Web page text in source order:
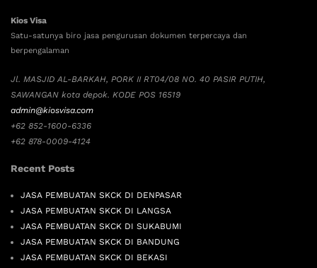
Kios Visa
Satu-satunya biro jasa pengurusan dokumen terpercaya dan
berpengalaman
Jl. MASJID AL-BARKAH, PORK II RT04/08 NO. 40 PASIR PUTIH,
SAWANGAN kota depok. KODE POS 16519
admin@kiosvisa.com
+62 852-1600-6336
+62 878-0009-4124
Recent Posts
JASA PEMBUATAN SKCK DI DENPASAR
JASA PEMBUATAN SKCK DI LANGSA
JASA PEMBUATAN SKCK DI SUKABUMI
JASA PEMBUATAN SKCK DI BANDUNG
JASA PEMBUATAN SKCK DI BEKASI